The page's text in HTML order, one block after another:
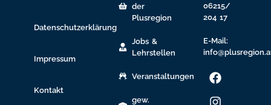
Datenschutzerklärung
Impressum
Kontakt
der
Plusregion
Jobs &
Lehrstellen
Veranstaltungen
gew.
06215/
204 17
E-Mail: